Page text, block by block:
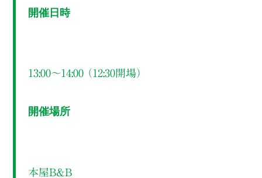
開催日時
13:00～14:00 （12:30開場）
開催場所
本屋B&B